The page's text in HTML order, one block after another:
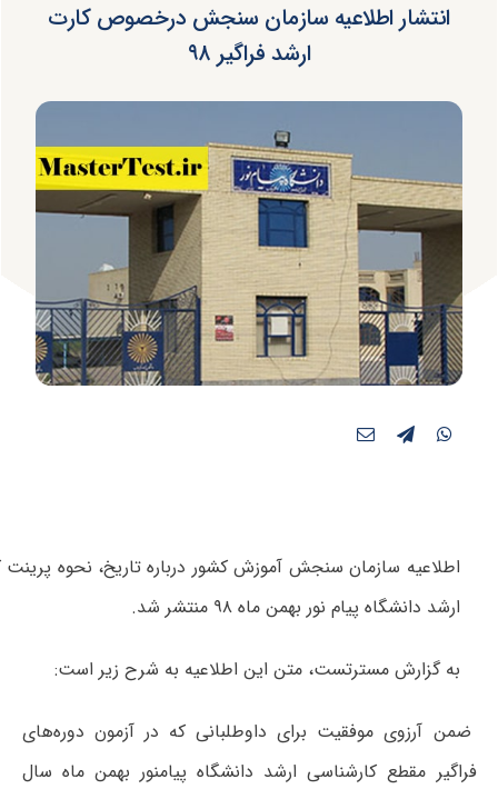
انتشار اطلاعیه سازمان سنجش درخصوص کارت
ارشد فراگیر ۹۸
اطلاعیه سازمان سنجش آموزش کشور درباره تاریخ، نحوه پرینت
ارشد دانشگاه پیام نور بهمن ماه ۹۸ منتشر شد.
به گزارش مسترتست، متن این اطلاعیه به شرح زیر است:
ضمن آرزوی موفقیت برای داوطلبانی که در آزمون دوره‌های
فراگیر مقطع کارشناسی ارشد دانشگاه پیام­نور بهمن ماه سال